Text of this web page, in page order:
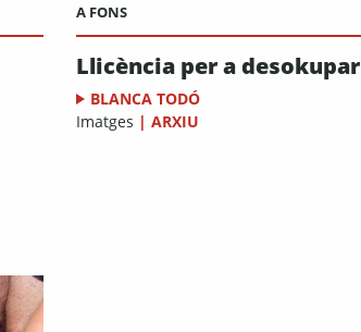
A FONS
Llicència per a desokupar
BLANCA TODÓ
Imatges | ARXIU